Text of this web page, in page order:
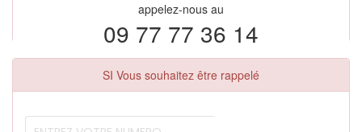
appelez-nous au
09 77 77 36 14
SI Vous souhaitez être rappelé